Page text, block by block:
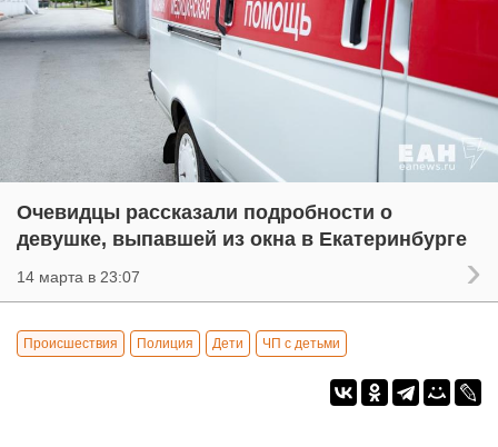
Очевидцы рассказали подробности о
девушке, выпавшей из окна в Екатеринбурге
14 марта в 23:07
Происшествия Полиция Дети ЧП с детьми